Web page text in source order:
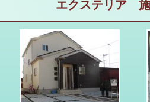
エクステリア 施